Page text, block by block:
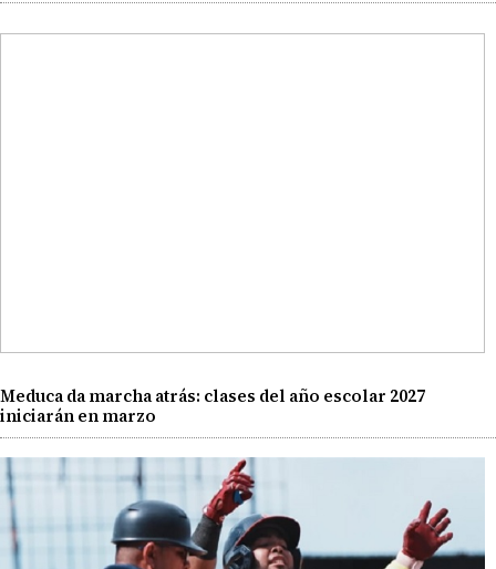
Meduca da marcha atrás: clases del año escolar 2027
iniciarán en marzo